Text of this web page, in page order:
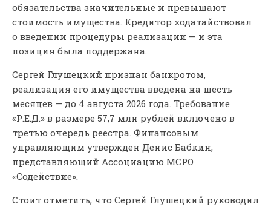
обязательства значительные и превышают
стоимость имущества. Кредитор ходатайствовал
о введении процедуры реализации — и эта
позиция была поддержана.
Сергей Глушецкий признан банкротом,
реализация его имущества введена на шесть
месяцев — до 4 августа 2026 года. Требование
«Р.Е.Д.» в размере 57,7 млн рублей включено в
третью очередь реестра. Финансовым
управляющим утвержден Денис Бабкин,
представляющий Ассоциацию МСРО
«Содействие».
Стоит отметить, что Сергей Глушецкий руководил